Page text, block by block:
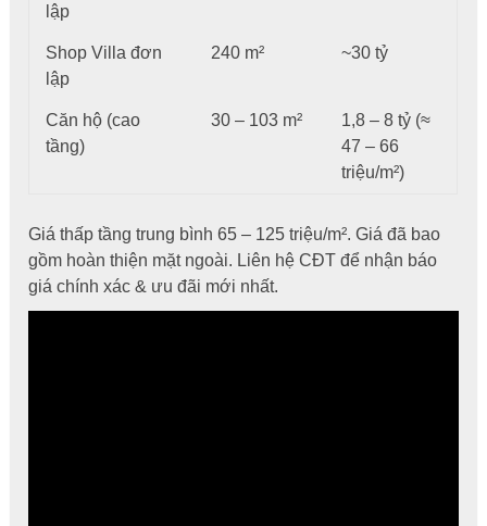
lập
Shop Villa đơn
lập
240 m² ~30 tỷ
Căn hộ (cao
tầng)
30 – 103 m²
1,8 – 8 tỷ (≈
47 – 66
triệu/m²)
Giá thấp tầng trung bình 65 – 125 triệu/m². Giá đã bao
gồm hoàn thiện mặt ngoài. Liên hệ CĐT để nhận báo
giá chính xác & ưu đãi mới nhất.